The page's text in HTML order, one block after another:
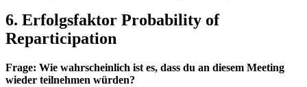
6. Erfolgsfaktor Probability of
Reparticipation
Frage: Wie wahrscheinlich ist es, dass du an diesem Meeting
wieder teilnehmen würden?